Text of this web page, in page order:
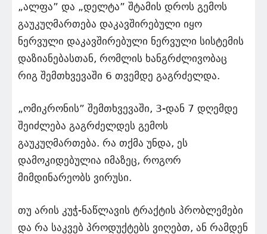
„ალფა” და „დელტა” შტამის დროს გემოს
გაუკუღმართება დაკავშირებული იყო
ნერვული დაკავშირებული ნერვული სისტემის
დაზიანებასთან, რომლის ხანგრძლივობაც
რიგ შემთხვევაში 6 თვემდე გაგრძელდა.
„ომიკრონის” შემთხვევაში, 3-დან 7 დღემდე
შეიძლება გაგრძელდეს გემოს
გაუკუღმართება. რა თქმა უნდა, ეს
დამოკიდებულია იმაზეც, როგორ
მიმდინარეობს ვირუსი.
თუ არის კუჭ-ნაწლავის ტრაქტის პრობლემები
და რა საკვებ პროდუქტებს ვიღებთ, ან რამდენ